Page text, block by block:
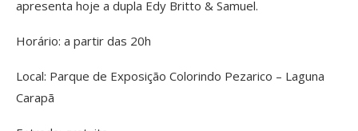
apresenta hoje a dupla Edy Britto & Samuel.
Horário: a partir das 20h
Local: Parque de Exposição Colorindo Pezarico – Laguna
Carapã